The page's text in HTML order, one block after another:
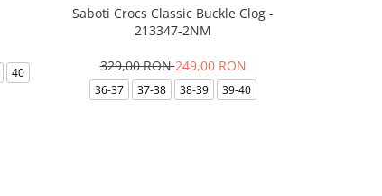
40
Saboti Crocs Classic Buckle Clog -
213347-2NM
329,00 RON249,00 RON
36-37 37-38 38-39 39-40